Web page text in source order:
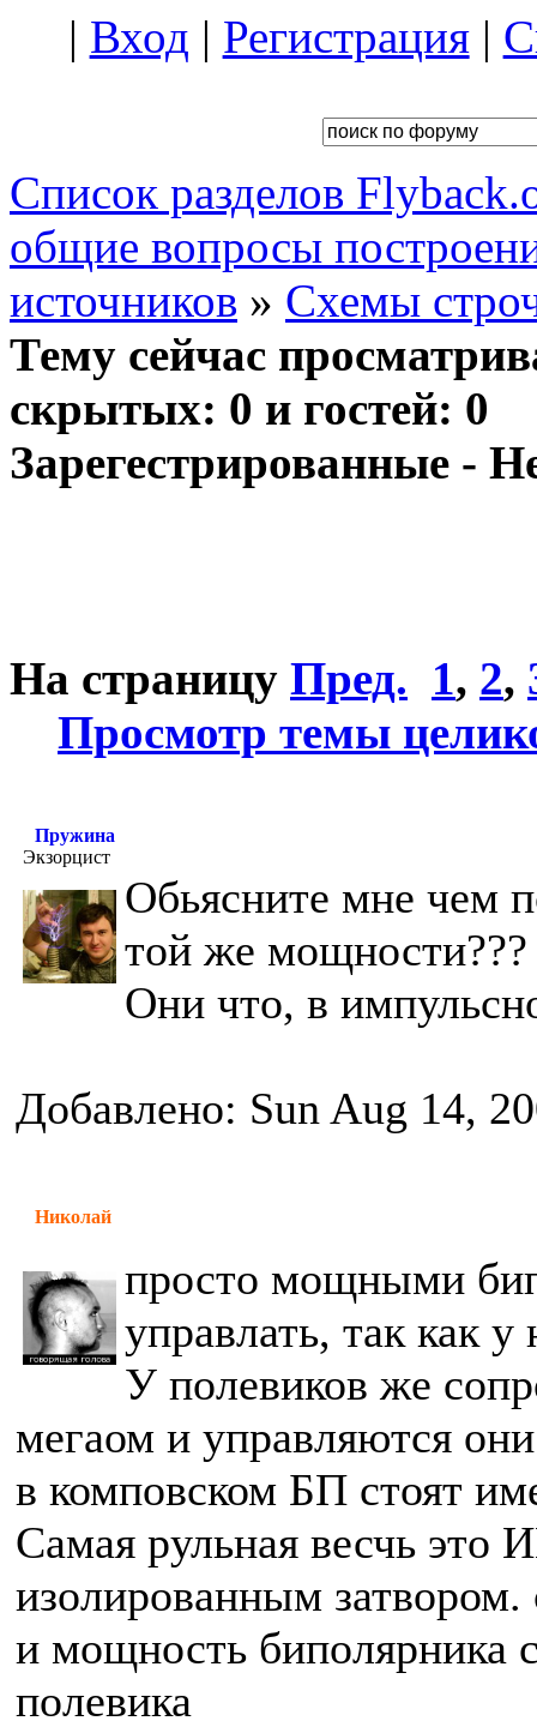
| Вход | Регистрация|
Список разделов
общие вопросы
источников » Схемы
Тему сейчас
скрытых: 0 и гостей: 0
Зарегестрированные -
На страницу Пред. 1, 2,
Просмотр темы
Пружина
Экзорцист
Обьясните мне чем
той же мощности???
Они что, в
Добавлено: Sun Aug 14,
Николай
просто мощными
управлать, так как
У полевиков же
мегаом и управляются
в комповском БП стоят
Самая рульная весчь это
изолированным затвором.
и мощность биполярника
полевика